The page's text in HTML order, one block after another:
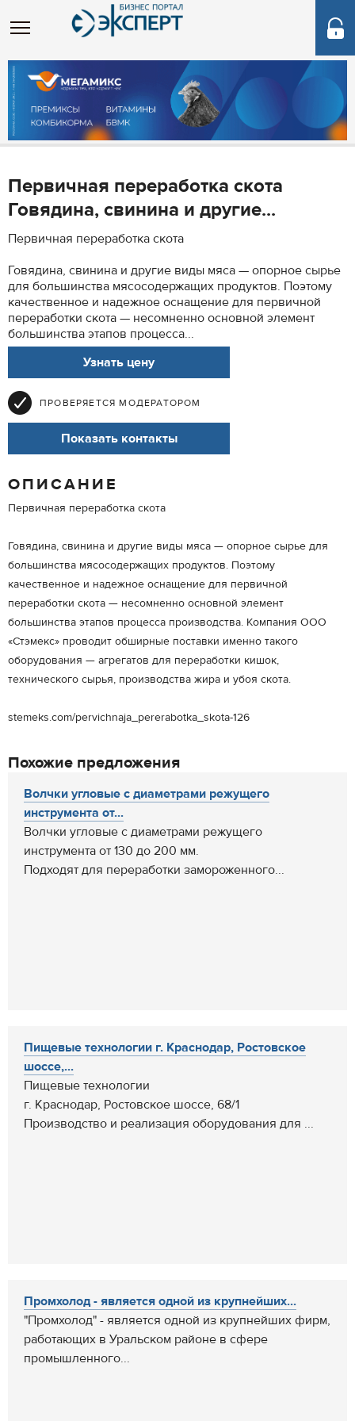
Первичная переработка скота
Говядина, свинина и другие...
Первичная переработка скота
Говядина, свинина и другие виды мяса — опорное сырье
для большинства мясосодержащих продуктов. Поэтому
качественное и надежное оснащение для первичной
переработки скота — несомненно основной элемент
большинства этапов процесса...
Узнать цену
ПРОВЕРЯЕТСЯ МОДЕРАТОРОМ
Показать контакты
ОПИСАНИЕ
Первичная переработка скота
Говядина, свинина и другие виды мяса — опорное сырье для
большинства мясосодержащих продуктов. Поэтому
качественное и надежное оснащение для первичной
переработки скота — несомненно основной элемент
большинства этапов процесса производства. Компания ООО
«Стэмекс» проводит обширные поставки именно такого
оборудования — агрегатов для переработки кишок,
технического сырья, производства жира и убоя скота.
stemeks.com/pervichnaja_pererabotka_skota-126
Похожие предложения
Волчки угловые с диаметрами режущего
инструмента от...
Волчки угловые с диаметрами режущего
инструмента от 130 до 200 мм.
Подходят для переработки замороженного...
Пищевые технологии г. Краснодар, Ростовское
шоссе,...
Пищевые технологии
г. Краснодар, Ростовское шоссе, 68/1
Производство и реализация оборудования для ...
Промхолод - является одной из крупнейших...
"Промхолод" - является одной из крупнейших фирм,
работающих в Уральском районе в сфере
промышленного...